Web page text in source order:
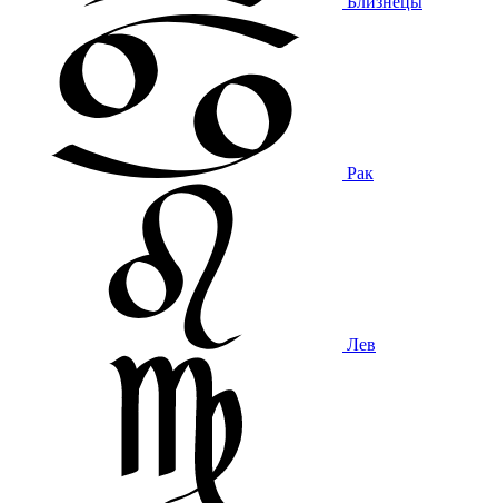
Рак
Лев